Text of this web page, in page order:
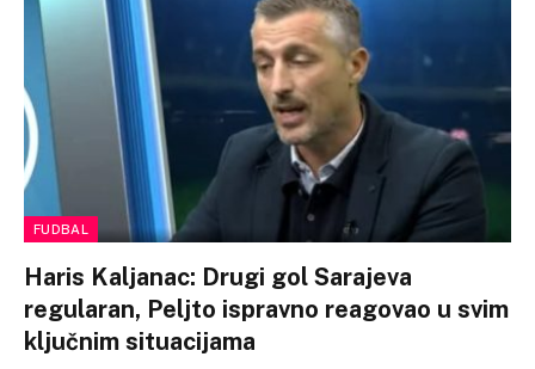
FUDBAL
Haris Kaljanac: Drugi gol Sarajeva
regularan, Peljto ispravno reagovao u svim
ključnim situacijama